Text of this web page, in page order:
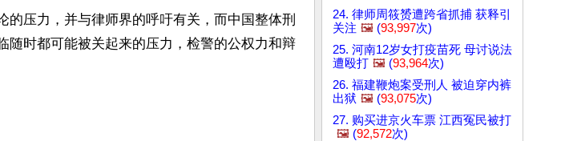
压力，并与律师界的呼吁有关，而中国整体刑
随时都可能被关起来的压力，检警的公权力和辩
24. 律师周筱赟遭跨省抓捕 获释引
关注 🖼️ (93,997次)
25. 河南12岁女打疫苗死 母讨说法
遭殴打 🖼️ (93,964次)
26. 福建鞭炮案受刑人 被迫穿内裤
出狱 🖼️ (93,075次)
27. 购买进京火车票 江西冤民被打
🖼️ (92,572次)